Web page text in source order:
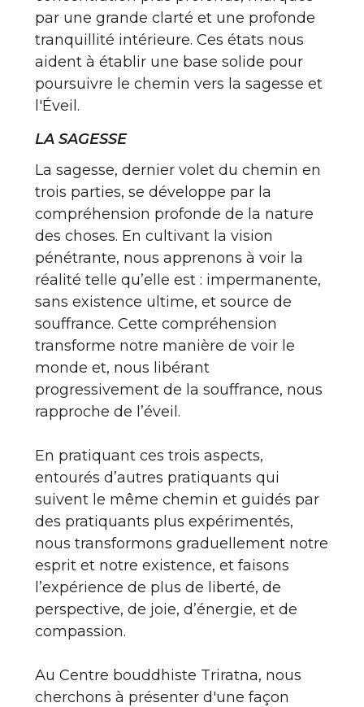
par une grande clarté et une profonde
tranquillité intérieure. Ces états nous
aident à établir une base solide pour
poursuivre le chemin vers la sagesse et
l'Éveil.
LA SAGESSE
La sagesse, dernier volet du chemin en
trois parties, se développe par la
compréhension profonde de la nature
des choses. En cultivant la vision
pénétrante, nous apprenons à voir la
réalité telle qu’elle est : impermanente,
sans existence ultime, et source de
souffrance. Cette compréhension
transforme notre manière de voir le
monde et, nous libérant
progressivement de la souffrance, nous
rapproche de l’éveil.
En pratiquant ces trois aspects,
entourés d’autres pratiquants qui
suivent le même chemin et guidés par
des pratiquants plus expérimentés,
nous transformons graduellement notre
esprit et notre existence, et faisons
l’expérience de plus de liberté, de
perspective, de joie, d’énergie, et de
compassion.
Au Centre bouddhiste Triratna, nous
cherchons à présenter d'une façon